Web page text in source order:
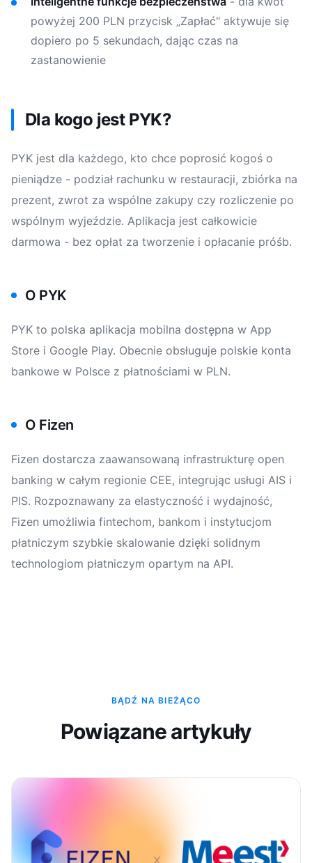
powyżej 200 PLN przycisk „Zapłać" aktywuje się
dopiero po 5 sekundach, dając czas na
zastanowienie
Dla kogo jest PYK?
PYK jest dla każdego, kto chce poprosić kogoś o
pieniądze - podział rachunku w restauracji, zbiórka na
prezent, zwrot za wspólne zakupy czy rozliczenie po
wspólnym wyjeździe. Aplikacja jest całkowicie
darmowa - bez opłat za tworzenie i opłacanie próśb.
O PYK
PYK to polska aplikacja mobilna dostępna w App
Store i Google Play. Obecnie obsługuje polskie konta
bankowe w Polsce z płatnościami w PLN.
O Fizen
Fizen dostarcza zaawansowaną infrastrukturę open
banking w całym regionie CEE, integrując usługi AIS i
PIS. Rozpoznawany za elastyczność i wydajność,
Fizen umożliwia fintechom, bankom i instytucjom
płatniczym szybkie skalowanie dzięki solidnym
technologiom płatniczym opartym na API.
BĄDŹ NA BIEŻĄCO
Powiązane artykuły